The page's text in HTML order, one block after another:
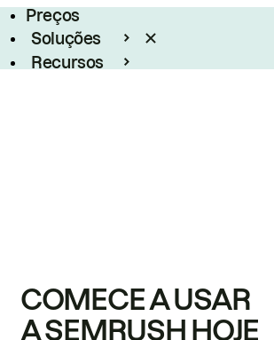
Preços
Soluções
Recursos
COMECE A USAR
A SEMRUSH HOJE